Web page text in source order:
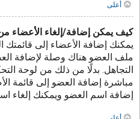
أعلى
كيف يمكن إضافة/إلغاء الأعضاء من
يمكنك إضافة الأعضاء إلى
ملف العضو هناك وصلة لإضافة
التجاهل. بدلًا من ذلك من لوحة
مباشرة إضافة العضو إلى قائمة
إضافة اسم العضو ويمكنك